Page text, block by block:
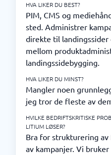
HVA LIKER DU BEST?
PIM, CMS og
sted. Administrer
direkte til
mellom
landingssidebygging.
HVA LIKER DU MINST?
Mangler noen
jeg tror de fleste av
HVILKE BEDRIFTSKRITISKE
LITIUM LØSER?
Bra for strukturering av
av kampanjer. Vi